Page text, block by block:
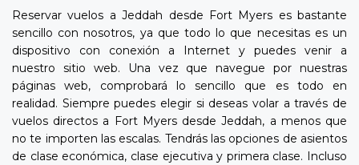
Reservar vuelos a Jeddah desde Fort Myers es bastante
sencillo con nosotros, ya que todo lo que necesitas es un
dispositivo con conexión a Internet y puedes venir a
nuestro sitio web. Una vez que navegue por nuestras
páginas web, comprobará lo sencillo que es todo en
realidad. Siempre puedes elegir si deseas volar a través de
vuelos directos a Fort Myers desde Jeddah, a menos que
no te importen las escalas. Tendrás las opciones de asientos
de clase económica, clase ejecutiva y primera clase. Incluso